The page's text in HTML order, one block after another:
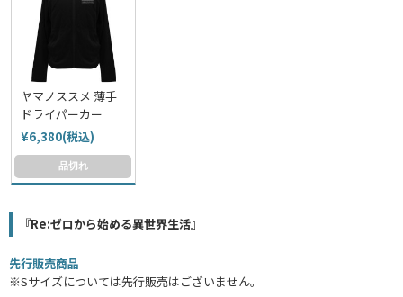
ヤマノススメ 薄手
ドライパーカー
¥6,380(税込)
品切れ
『Re:ゼロから始める異世界生活』
先行販売商品
※Sサイズについては先行販売はございません。